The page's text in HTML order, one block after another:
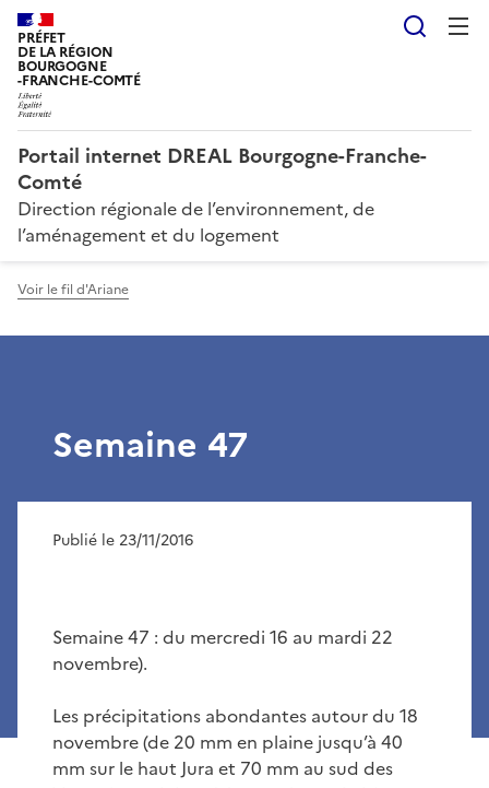
PRÉFET
DE LA RÉGION
BOURGOGNE
-FRANCHE-COMTÉ
Portail internet DREAL Bourgogne-Franche-
Comté
Direction régionale de l’environnement, de
l’aménagement et du logement
Voir le fil d'Ariane
Semaine 47
Publié le 23/11/2016
Semaine 47 : du mercredi 16 au mardi 22
novembre).
Les précipitations abondantes autour du 18
novembre (de 20 mm en plaine jusqu’à 40
mm sur le haut Jura et 70 mm au sud des